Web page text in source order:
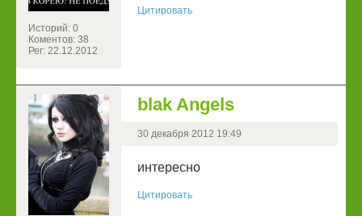
Историй: 0
Коментов: 38
Рег: 22.12.2012
Цитировать
blak Angels
30 декабря 2012 19:49
интересно
Цитировать